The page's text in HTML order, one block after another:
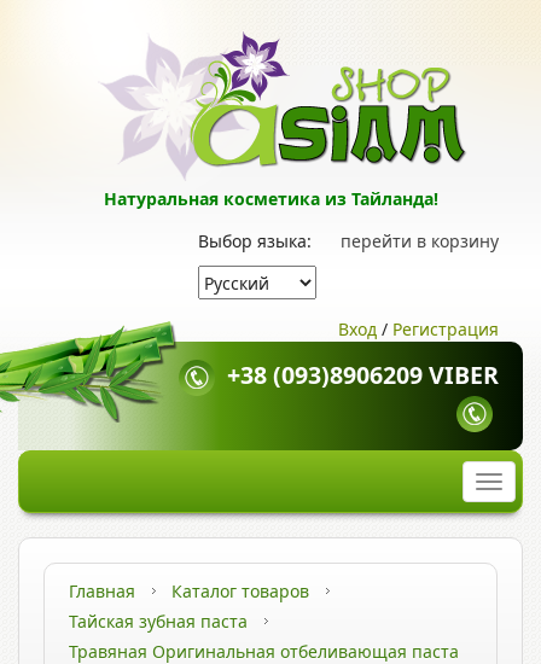
Натуральная косметика из Тайланда!
перейти в корзину
Выбор языка:
Вход / Регистрация
+38 (093)8906209 VIBER
Главная
Каталог товаров
Тайская зубная паста
Травяная Оригинальная отбеливающая паста